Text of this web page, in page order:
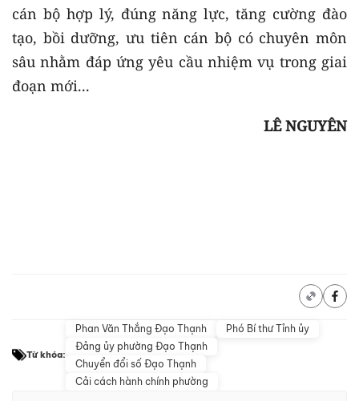
cán bộ hợp lý, đúng năng lực, tăng cường đào
tạo, bồi dưỡng, ưu tiên cán bộ có chuyên môn
sâu nhằm đáp ứng yêu cầu nhiệm vụ trong giai
đoạn mới...
LÊ NGUYÊN
Từ khóa:
Phan Văn Thắng Đạo Thạnh
Phó Bí thư Tỉnh ủy
Đảng ủy phường Đạo Thạnh
Chuyển đổi số Đạo Thạnh
Cải cách hành chính phường